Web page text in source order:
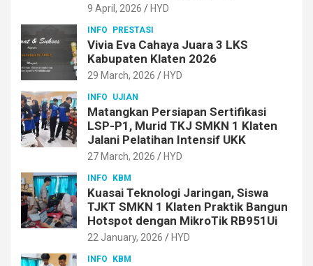
9 April, 2026 HYD
INFO PRESTASI
Vivia Eva Cahaya Juara 3 LKS
Kabupaten Klaten 2026
29 March, 2026 HYD
INFO UJIAN
Matangkan Persiapan Sertifikasi
LSP-P1, Murid TKJ SMKN 1 Klaten
Jalani Pelatihan Intensif UKK
27 March, 2026 HYD
INFO KBM
Kuasai Teknologi Jaringan, Siswa
TJKT SMKN 1 Klaten Praktik Bangun
Hotspot dengan MikroTik RB951Ui
22 January, 2026 HYD
INFO KBM